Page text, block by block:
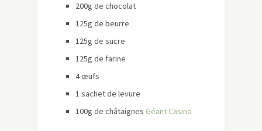
200g de chocolat
125g de beurre
125g de sucre
125g de farine
4 œufs
1 sachet de levure
100g de châtaignes Géant Casino